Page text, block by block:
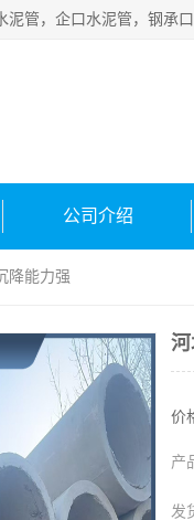
公司介绍
降能力强
价
产
发